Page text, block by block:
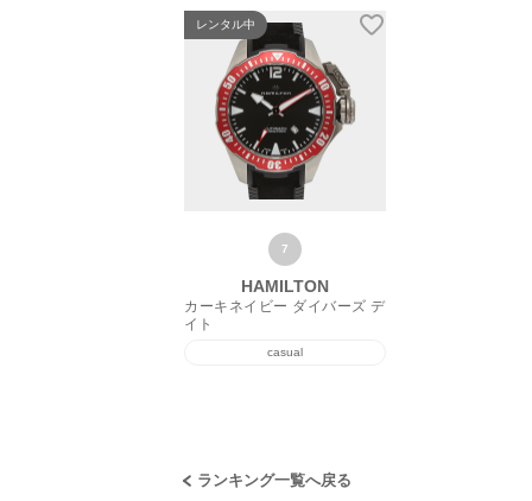
レンタル中
7
HAMILTON
カーキネイビー ダイバーズ デ
イト
casual
ランキング一覧へ戻る